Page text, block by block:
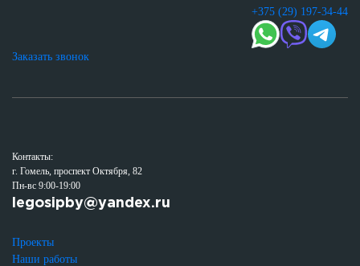
+375 (29) 197-34-44
Заказать звонок
Контакты:
г. Гомель, проспект Октября, 82
Пн-вс 9:00-19:00
legosipby@yandex.ru
Проекты
Наши работы